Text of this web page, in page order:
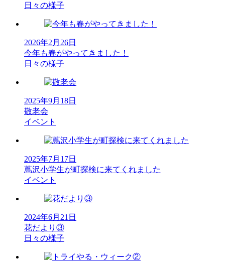
日々の様子
2026年2月26日
今年も春がやってきました！
日々の様子
2025年9月18日
敬老会
イベント
2025年7月17日
蔦沢小学生が町探検に来てくれました
イベント
2024年6月21日
花だより③
日々の様子